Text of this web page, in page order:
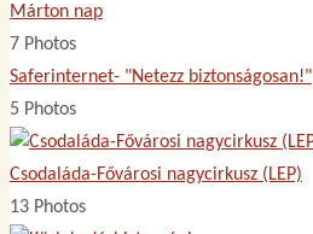
Márton nap
7 Photos
Saferinternet- "Netezz biztonságosan!"
5 Photos
Csodaláda-Fővárosi nagycirkusz (LEP)
13 Photos